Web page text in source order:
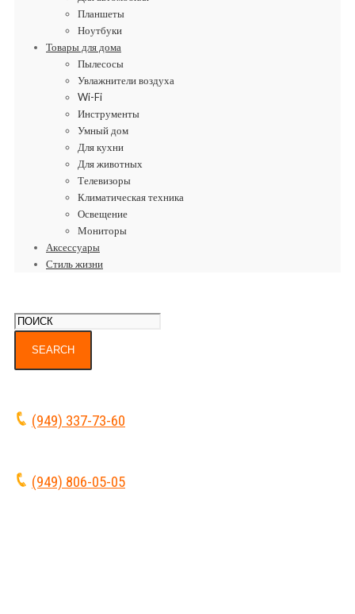
Планшеты
Ноутбуки
Товары для дома
Пылесосы
Увлажнители воздуха
Wi-Fi
Инструменты
Умный дом
Для кухни
Для животных
Телевизоры
Климатическая техника
Освещение
Мониторы
Аксессуары
Стиль жизни
(949) 337-73-60
(949) 806-05-05